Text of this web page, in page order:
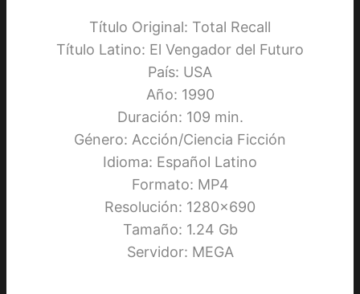
Título Original: Total Recall
Título Latino: El Vengador del Futuro
País: USA
Año: 1990
Duración: 109 min.
Género: Acción/Ciencia Ficción
Idioma: Español Latino
Formato: MP4
Resolución: 1280×690
Tamaño: 1.24 Gb
Servidor: MEGA